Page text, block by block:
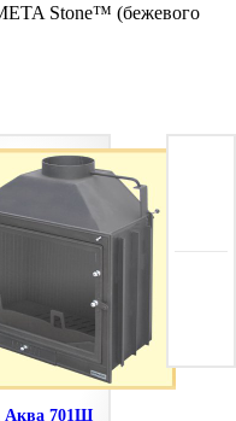
Stone™ (бежевого
Аква 701Ш